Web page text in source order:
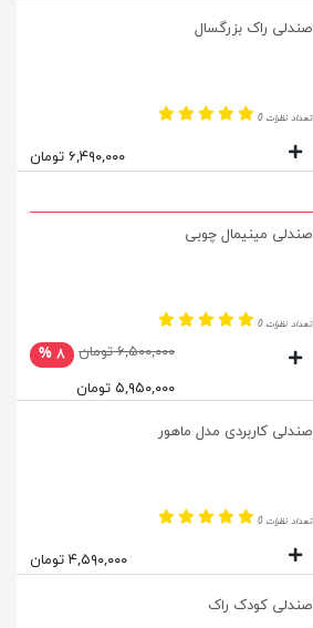
صندلی راک بزرگسال
تعداد نظرات 0
۶,۴۹۰,۰۰۰ تومان
صندلی مینیمال چوبی
تعداد نظرات 0
۶,۵۰۰,۰۰۰ تومان
۸ %
۵,۹۵۰,۰۰۰ تومان
صندلی کاربردی مدل ماهور
تعداد نظرات 0
۴,۵۹۰,۰۰۰ تومان
صندلی کودک راک